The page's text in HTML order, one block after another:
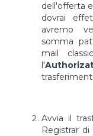
dell'offerta
dovrai
avremo
somma
mail
l'
Avvia il
Registrar